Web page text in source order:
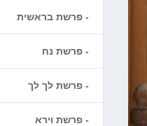
פרשת בראשית
פרשת נח
פרשת לך לך
פרשת וירא